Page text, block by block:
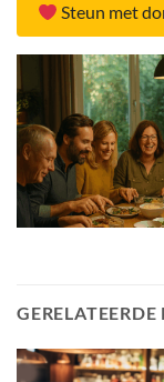
Steun met